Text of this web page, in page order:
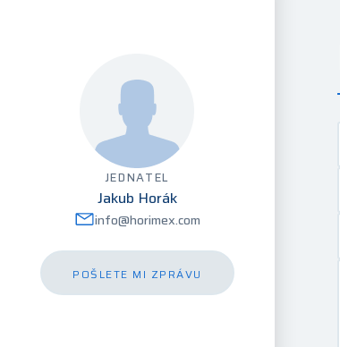
JEDNATEL
Jakub Horák
info@horimex.com
POŠLETE MI ZPRÁVU